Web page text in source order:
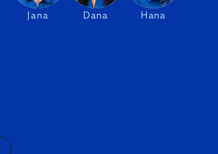
Jana Dana Hana